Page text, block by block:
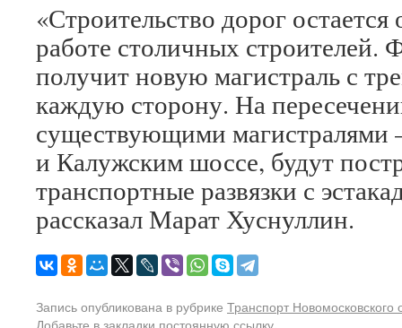
«Строительство дорог
работе столичных строителей.
получит новую магистраль с
каждую сторону. На
существующими
и Калужским шоссе, будут
транспортные развязки с
рассказал Марат Хуснуллин.
Запись опубликована в рубрике Транспорт Новомосковского
Добавьте в закладки постоянную ссылку.